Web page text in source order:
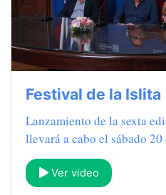
Festival de la Islita
Lanzamiento de la sexta
llevará a cabo el sábado
Ver video